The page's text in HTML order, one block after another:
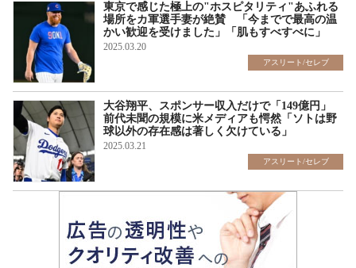
東京で感じた極上の"ホスピタリティ"あふれる
場所をカ軍選手妻が絶賛 「今までで最高の温
かい歓迎を受けました」「肌もすべすべに」
2025.03.20
アスリート/セレブ
大谷翔平、スポンサー収入だけで「149億円」
前代未聞の規模に米メディアも愕然「ソトは野
球以外の存在感は著しく欠けている」
2025.03.21
アスリート/セレブ